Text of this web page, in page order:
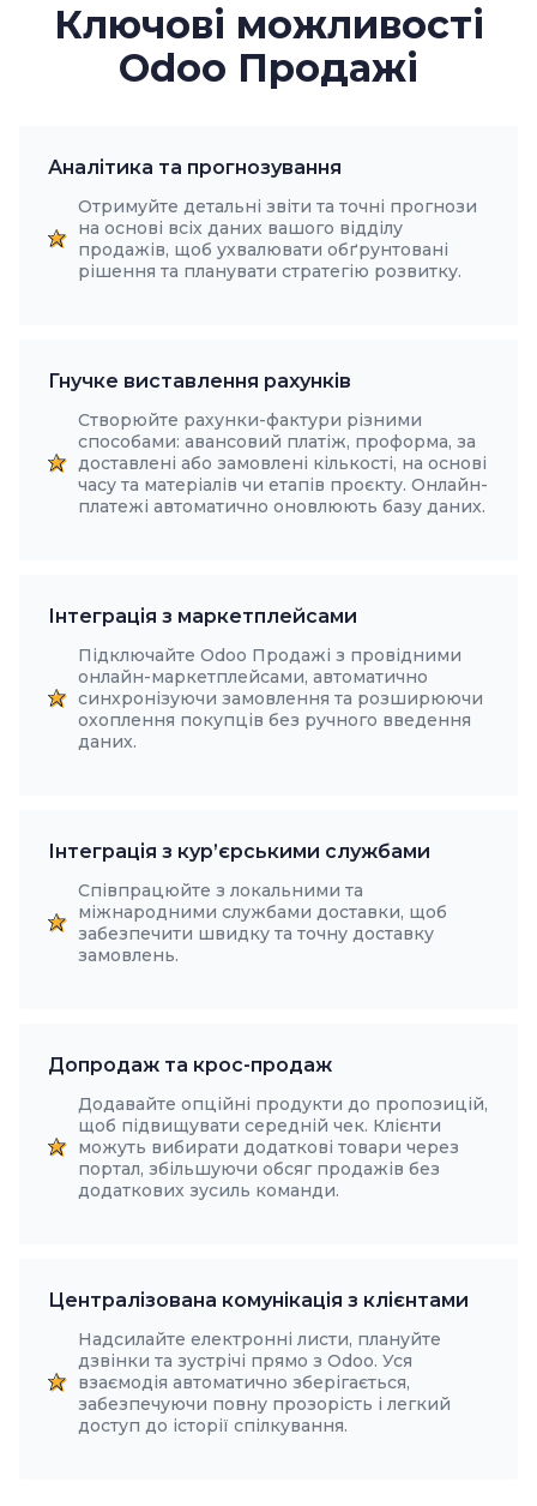
Ключові можливості
Odoo Продажі
Аналітика та прогнозування
Отримуйте детальні звіти та точні прогнози
на основі всіх даних вашого відділу
продажів, щоб ухвалювати обґрунтовані
рішення та планувати стратегію розвитку.
Гнучке виставлення рахунків
Створюйте рахунки-фактури різними
способами: авансовий платіж, проформа, за
доставлені або замовлені кількості, на основі
часу та матеріалів чи етапів проєкту. Онлайн-
платежі автоматично оновлюють базу даних.
Інтеграція з маркетплейсами
Підключайте Odoo Продажі з провідними
онлайн-маркетплейсами, автоматично
синхронізуючи замовлення та розширюючи
охоплення покупців без ручного введення
даних.
Інтеграція з кур’єрськими службами
Співпрацюйте з локальними та
міжнародними службами доставки, щоб
забезпечити швидку та точну доставку
замовлень.
Допродаж та крос-продаж
Додавайте опційні продукти до пропозицій,
щоб підвищувати середній чек. Клієнти
можуть вибирати додаткові товари через
портал, збільшуючи обсяг продажів без
додаткових зусиль команди.
Централізована комунікація з клієнтами
Надсилайте електронні листи, плануйте
дзвінки та зустрічі прямо з Odoo. Уся
взаємодія автоматично зберігається,
забезпечуючи повну прозорість і легкий
доступ до історії спілкування.